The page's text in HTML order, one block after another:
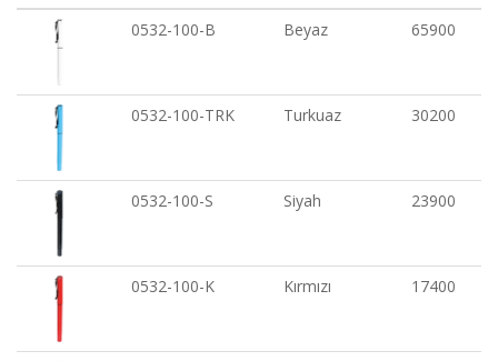
0532-100-B
Beyaz 65900
0532-100-TRK Turkuaz 30200
0532-100-S Siyah 23900
0532-100-K Kırmızı 17400